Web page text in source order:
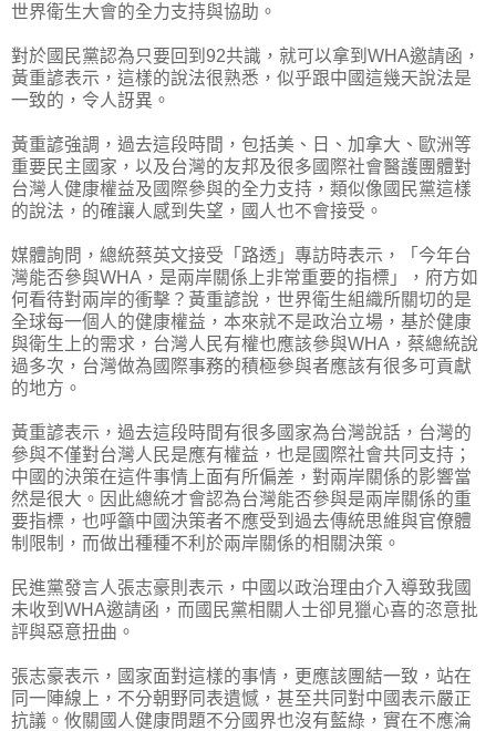
世界衛生大會的全力支持與協助。
對於國民黨認為只要回到92共識，就可以拿到WHA邀請函，
黃重諺表示，這樣的說法很熟悉，似乎跟中國這幾天說法是
一致的，令人訝異。
黃重諺強調，過去這段時間，包括美、日、加拿大、歐洲等
重要民主國家，以及台灣的友邦及很多國際社會醫護團體對
台灣人健康權益及國際參與的全力支持，類似像國民黨這樣
的說法，的確讓人感到失望，國人也不會接受。
媒體詢問，總統蔡英文接受「路透」專訪時表示，「今年台
灣能否參與WHA，是兩岸關係上非常重要的指標」，府方如
何看待對兩岸的衝擊？黃重諺說，世界衛生組織所關切的是
全球每一個人的健康權益，本來就不是政治立場，基於健康
與衛生上的需求，台灣人民有權也應該參與WHA，蔡總統說
過多次，台灣做為國際事務的積極參與者應該有很多可貢獻
的地方。
黃重諺表示，過去這段時間有很多國家為台灣說話，台灣的
參與不僅對台灣人民是應有權益，也是國際社會共同支持；
中國的決策在這件事情上面有所偏差，對兩岸關係的影響當
然是很大。因此總統才會認為台灣能否參與是兩岸關係的重
要指標，也呼籲中國決策者不應受到過去傳統思維與官僚體
制限制，而做出種種不利於兩岸關係的相關決策。
民進黨發言人張志豪則表示，中國以政治理由介入導致我國
未收到WHA邀請函，而國民黨相關人士卻見獵心喜的恣意批
評與惡意扭曲。
張志豪表示，國家面對這樣的事情，更應該團結一致，站在
同一陣線上，不分朝野同表遺憾，甚至共同對中國表示嚴正
抗議。攸關國人健康問題不分國界也沒有藍綠，實在不應淪